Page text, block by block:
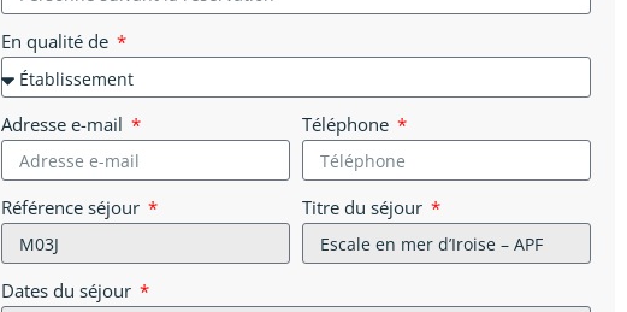
En qualité de
Adresse e-mail Téléphone
Référence séjour Titre du séjour
Dates du séjour